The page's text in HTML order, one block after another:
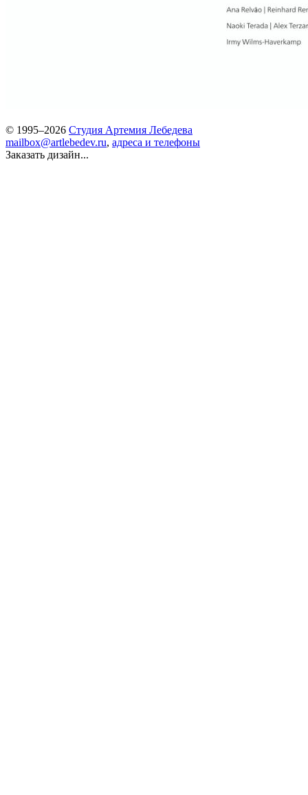
© 1995–2026 Студия Артемия Лебедева
mailbox@artlebedev.ru, адреса и телефоны
Заказать дизайн...